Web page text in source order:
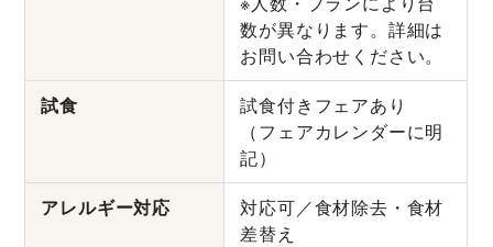
数が異なります。詳細は
お問い合わせください。
試食
試食付きフェアあり
（フェアカレンダーに明
記）
アレルギー対応
対応可／食材除去・食材
差替え